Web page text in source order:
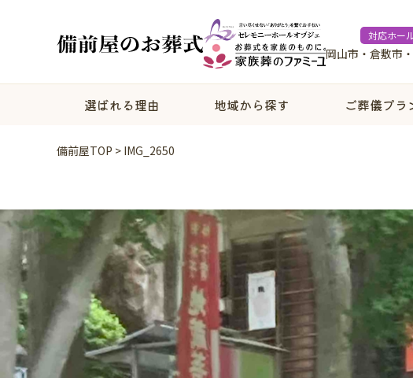
対応ホー
岡山市・倉敷市
選ばれる理由 地域から探す ご葬儀プラ
備前屋TOP > IMG_2650